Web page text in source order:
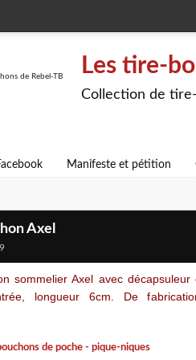
Les tire-
Collection de
Manifeste et pétition
Axel
sommelier Axel avec
longueur 6cm. De
de poche - pique-niques